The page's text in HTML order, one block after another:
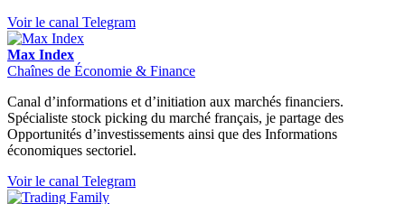
Voir le canal Telegram
Max Index
Chaînes de Économie & Finance
Canal d’informations et d’initiation aux marchés financiers.
Spécialiste stock picking du marché français, je partage des
Opportunités d’investissements ainsi que des Informations
économiques sectoriel.
Voir le canal Telegram